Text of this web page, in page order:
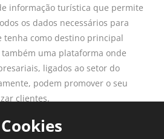
informação turística que permite
os dados necessários para
tenha como destino principal
uma plataforma onde
ligados ao setor do
podem promover o seu
clientes.